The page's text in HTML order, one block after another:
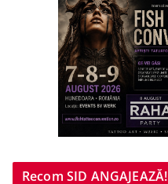
Recom SID ANGAJEAZĂ!